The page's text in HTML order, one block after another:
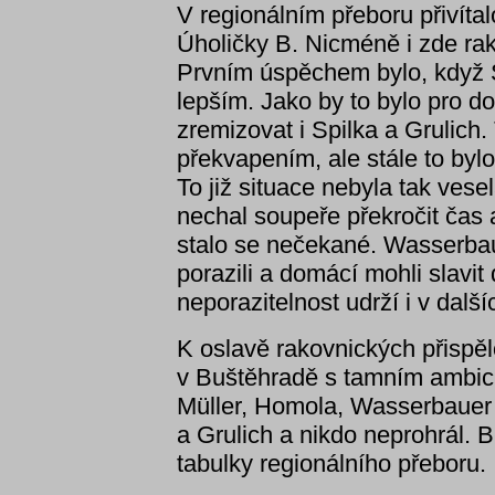
V regionálním přeboru
Úholičky B. Nicméně i zde
Prvním úspěchem bylo,
lepším. Jako by to bylo pro
zremizovat i Spilka a
překvapením, ale stále to
To již situace nebyla tak
nechal soupeře překročit
stalo se nečekané.
porazili a domácí mohli
neporazitelnost udrží i v
K oslavě rakovnických
v Buštěhradě s tamním
Müller, Homola,
a Grulich a nikdo neprohrál.
tabulky regionálního přeboru.